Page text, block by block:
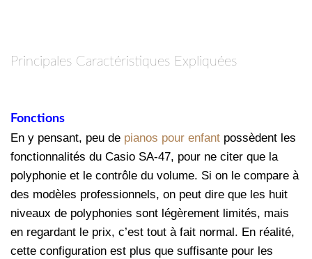
Principales Caractéristiques Expliquées
Fonctions
En y pensant, peu de pianos pour enfant possèdent les
fonctionnalités du Casio SA-47, pour ne citer que la
polyphonie et le contrôle du volume. Si on le compare à
des modèles professionnels, on peut dire que les huit
niveaux de polyphonies sont légèrement limités, mais
en regardant le prix, c’est tout à fait normal. En réalité,
cette configuration est plus que suffisante pour les